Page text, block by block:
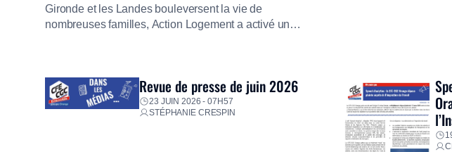
Gironde et les Landes bouleversent la vie de
nombreuses familles, Action Logement a activé un
proposer un diagnostic personnalisé, des aides
financières pour faire face aux premières dépenses, […]
Revue de presse de juin 2026
23 JUIN 2026 - 07H57
STÉPHANIE CRESPIN